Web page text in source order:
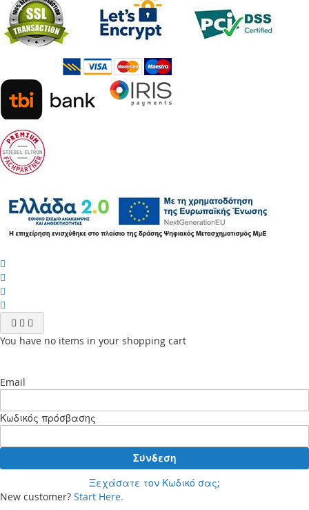
You have no items in your shopping cart
Email
Κωδικός πρόσβασης
Σύνδεση
Ξεχάσατε τον Κωδικό σας;
New customer? Start Here.